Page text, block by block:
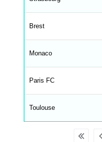
l
h
n
A
p
Brest
Monaco
Paris FC
Toulouse